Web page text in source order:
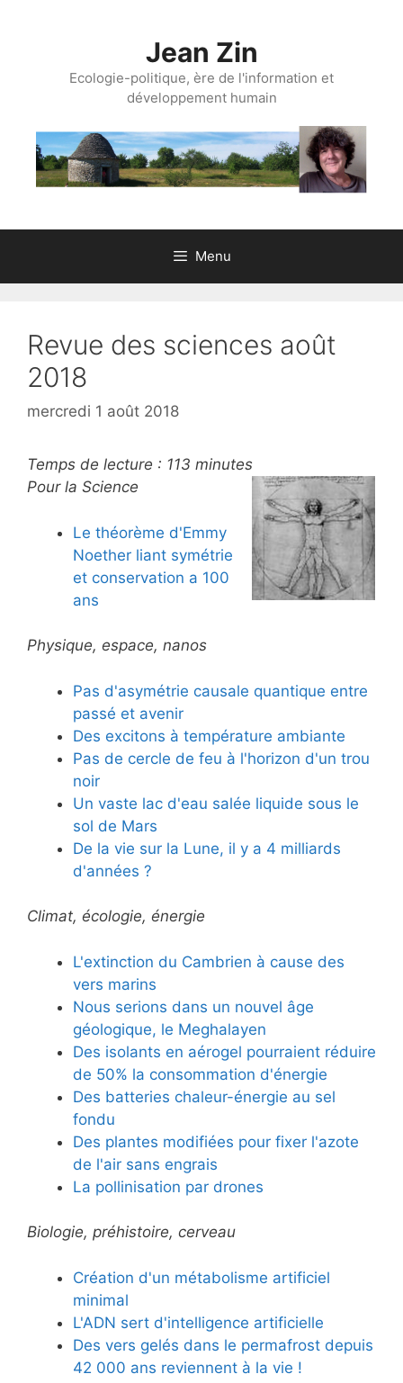
Jean Zin
Ecologie-politique, ère de l'information et
développement humain
Menu
Revue des sciences août
2018
mercredi 1 août 2018
Temps de lecture : 113 minutes
Pour la Science
Le théorème d'Emmy
Noether liant symétrie
et conservation a 100
ans
Physique, espace, nanos
Pas d'asymétrie causale quantique entre
passé et avenir
Des excitons à température ambiante
Pas de cercle de feu à l'horizon d'un trou
noir
Un vaste lac d'eau salée liquide sous le
sol de Mars
De la vie sur la Lune, il y a 4 milliards
d'années ?
Climat, écologie, énergie
L'extinction du Cambrien à cause des
vers marins
Nous serions dans un nouvel âge
géologique, le Meghalayen
Des isolants en aérogel pourraient réduire
de 50% la consommation d'énergie
Des batteries chaleur-énergie au sel
fondu
Des plantes modifiées pour fixer l'azote
de l'air sans engrais
La pollinisation par drones
Biologie, préhistoire, cerveau
Création d'un métabolisme artificiel
minimal
L'ADN sert d'intelligence artificielle
Des vers gelés dans le permafrost depuis
42 000 ans reviennent à la vie !